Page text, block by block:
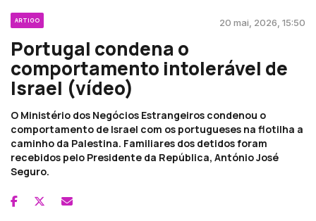
ARTIGO 20 mai, 2026, 15:50
Portugal condena o
comportamento intolerável de
Israel (vídeo)
O Ministério dos Negócios Estrangeiros condenou o
comportamento de Israel com os portugueses na flotilha a
caminho da Palestina. Familiares dos detidos foram
recebidos pelo Presidente da República, António José
Seguro.